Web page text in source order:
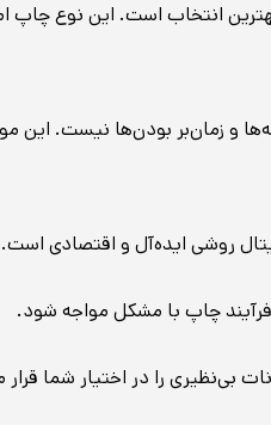
انتخاب است. این نوع چاپ
و زمان‌بر بودن‌ها نیست. این
روشی ایده‌آل و اقتصادی است.
فرآیند چاپ با مشکل مواجه شود.
بی‌نظیری را در اختیار شما